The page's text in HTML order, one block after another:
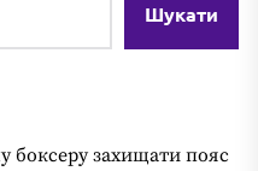
Шукати
боксеру захищати пояс